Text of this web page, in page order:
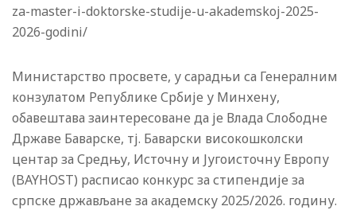
za-master-i-doktorske-studije-u-akademskoj-2025-
2026-godini/
Министарство просвете, у сарадњи са Генералним
конзулатом Републике Србије у Минхену,
обавештава заинтересоване да је Влада Слободне
Државе Баварске, тј. Баварски високошколски
центар за Средњу, Источну и Југоисточну Европу
(BAYHOST) расписао конкурс за стипендије за
српске држављане за академску 2025/2026. годину.